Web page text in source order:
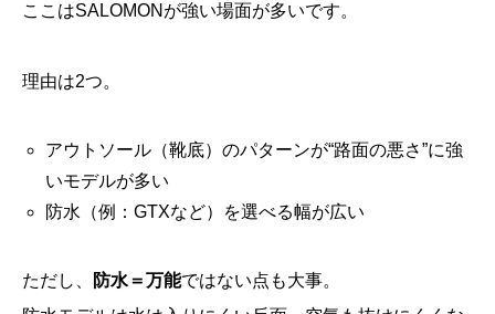
ここはSALOMONが強い場面が多いです。
理由は2つ。
アウトソール（靴底）のパターンが“路面の悪さ”に強
いモデルが多い
防水（例：GTXなど）を選べる幅が広い
ただし、 防水＝万能ではない点も大事。